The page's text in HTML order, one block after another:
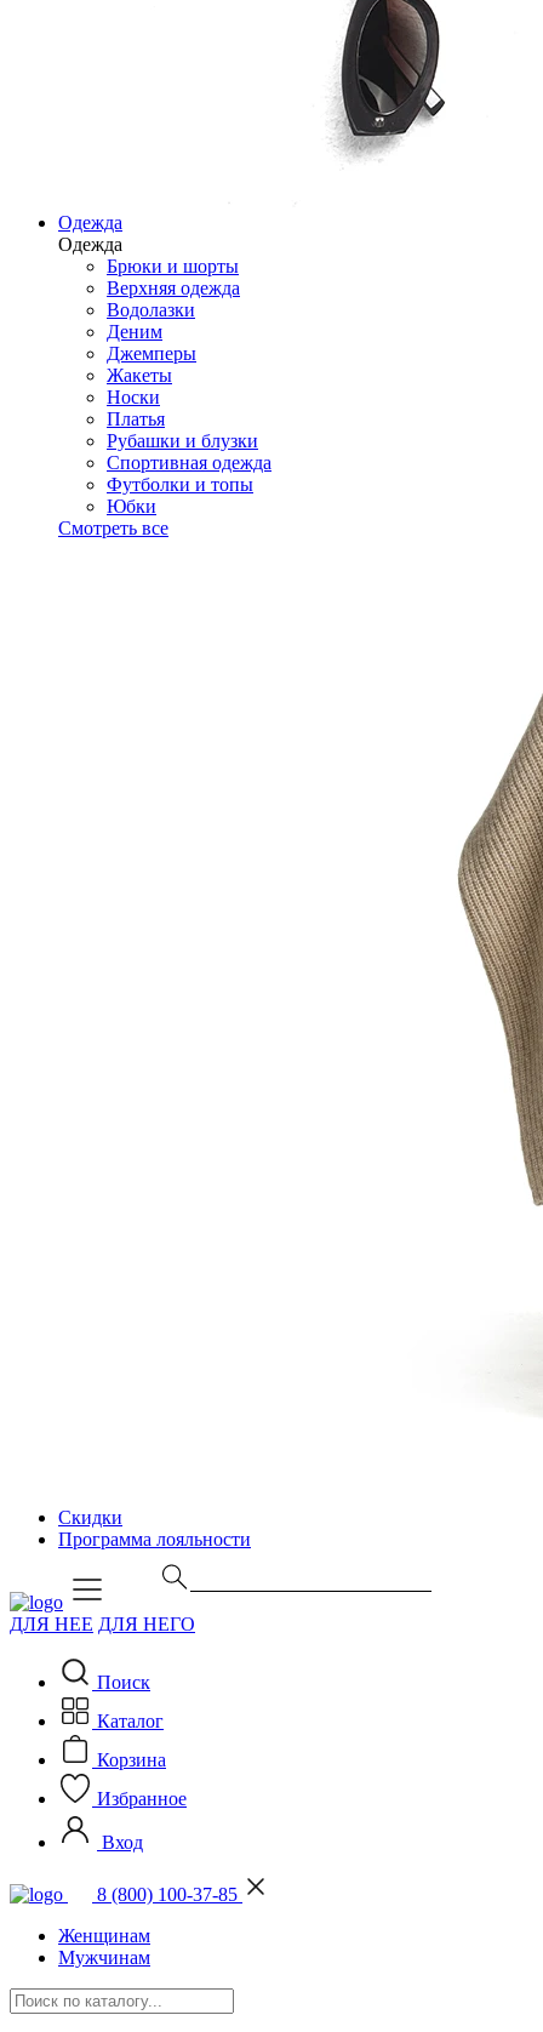
Одежда
Одежда
Брюки и шорты
Верхняя одежда
Водолазки
Деним
Джемперы
Жакеты
Носки
Платья
Рубашки и блузки
Спортивная одежда
Футболки и топы
Юбки
Смотреть все
Скидки
Программа лояльности
ДЛЯ НЕЕ ДЛЯ НЕГО
Поиск
Каталог
Корзина
Избранное
Вход
8 (800) 100-37-85
Женщинам
Мужчинам